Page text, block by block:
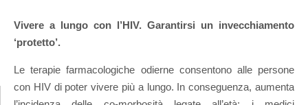
Vivere a lungo con l’HIV. Garantirsi un invecchiamento
‘protetto’.
Le terapie farmacologiche odierne consentono alle persone
con HIV di poter vivere più a lungo. In conseguenza, aumenta